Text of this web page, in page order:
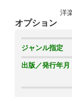
洋
オプション
ジャンル指定
出版／発行年月